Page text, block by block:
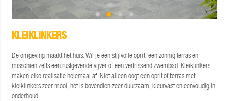
KLEIKLINKERS
De omgeving maakt het huis. Wil je een stijlvolle oprit, een zonnig terras en
misschien zelfs een rustgevende vijver of een verfrissend zwembad. Kleiklinkers
maken elke realisatie helemaal af. Niet alleen oogt een oprit of terras met
kleiklinkers zeer mooi, het is bovendien zeer duurzaam, kleurvast en eenvoudig in
onderhoud.